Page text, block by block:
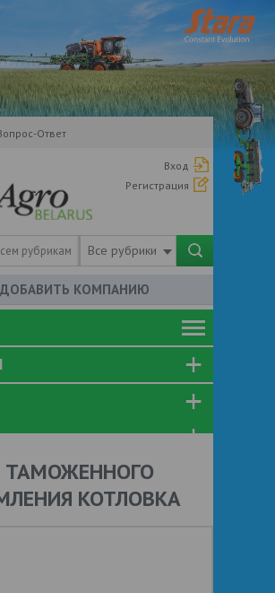
Ответ
Вход
Регистрация
Все рубрики
ДОБАВИТЬ КОМПАНИЮ
ТАМОЖЕННОГО
КОТЛОВКА